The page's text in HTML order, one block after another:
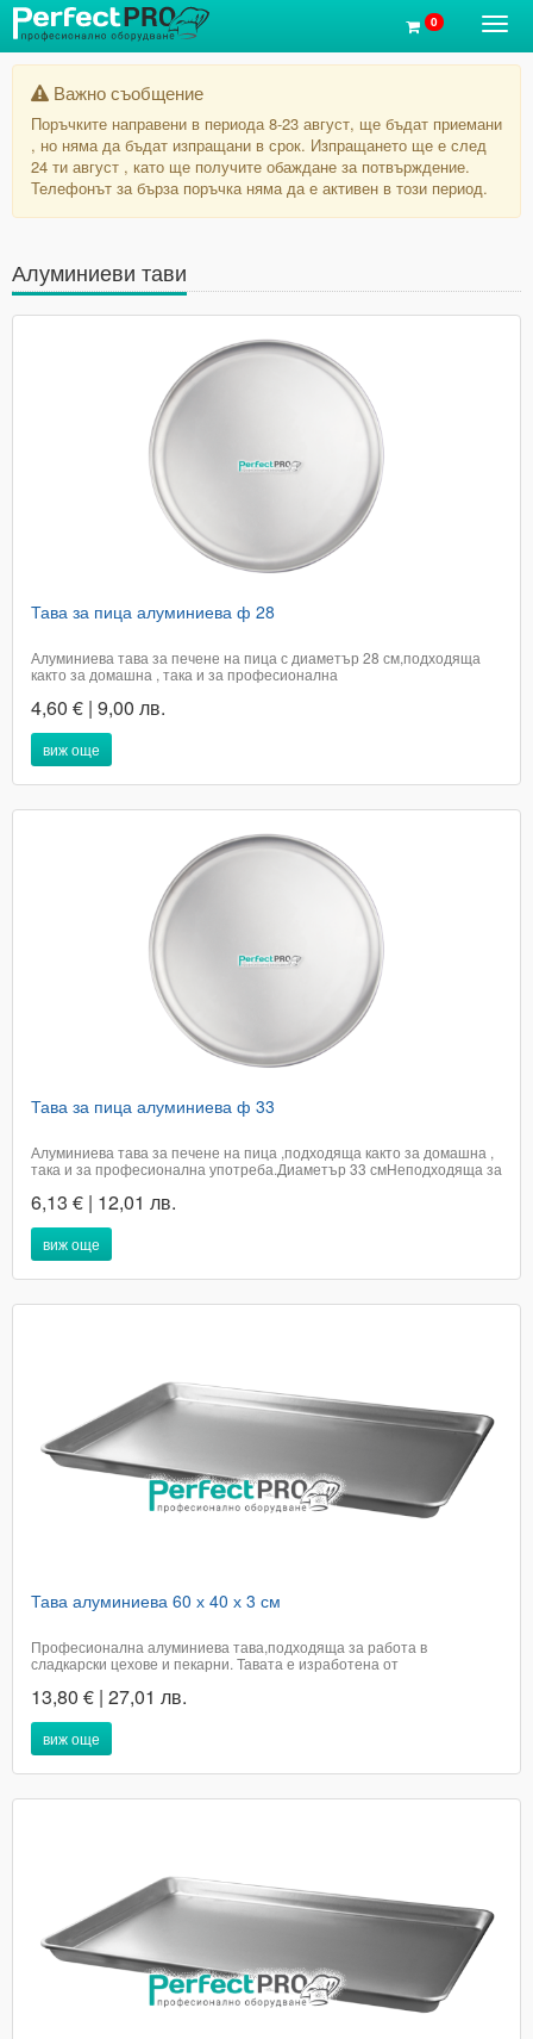
0
Важно съобщение
Поръчките направени в периода 8-23 август, ще бъдат приемани
, но няма да бъдат изпращани в срок. Изпращането ще е след
24 ти август , като ще получите обаждане за потвърждение.
Телефонът за бърза поръчка няма да е активен в този период.
Алуминиеви тави
Тава за пица алуминиева ф 28
Алуминиева тава за печене на пица с диаметър 28 см,подходяща
както за домашна , така и за професионална
ДДСДоставката е в рамките на 2 работни дни в офис на
ЕконтТелефон за бърза поръчка 0894693235Кат.номер...
4,60 € | 9,00 лв.
виж още
Тава за пица алуминиева ф 33
Алуминиева тава за печене на пица ,подходяща както за домашна ,
така и за професионална употреба.Диаметър 33 смНеподходяща за
рамките на 2 работни дни в офис на ЕконтТелефон за бърза
поръчка 0894693235Кат.номер...
6,13 € | 12,01 лв.
виж още
Тава алуминиева 60 х 40 х 3 см
Професионална алуминиева тава,подходяща за работа в
сладкарски цехове и пекарни. Тавата е изработена от
включено ДДСДоставката не е включена в цената на артикула и е за
сметка на купувачаПри поръчка в графа доставка,...
13,80 € | 27,01 лв.
виж още